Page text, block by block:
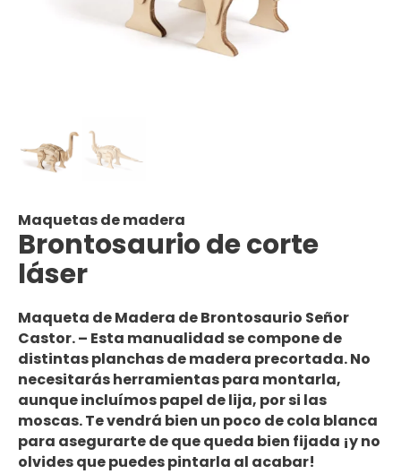
Maquetas de madera
Brontosaurio de corte
láser
Maqueta de Madera de Brontosaurio Señor
Castor. – Esta manualidad se compone de
distintas planchas de madera precortada.No
necesitarás herramientaspara montarla,
aunque incluímos papel de lija, por si las
moscas. Te vendrá bien un poco decola blanca
para asegurarte de que queda bien fijada ¡y no
olvides quepuedes pintarla al acabar!